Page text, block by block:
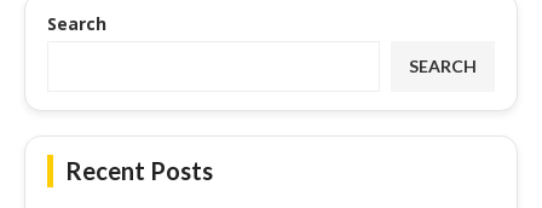
Search
SEARCH
Recent Posts